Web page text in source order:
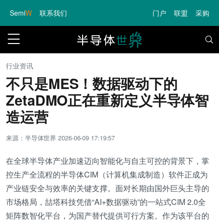
SemiW 联系我们 门户 联盟 采购
行业资讯
不只是MES！数据驱动下的
ZetaDMO正在重新定义半导体智
造运营
来源：半导体世界2026-06-09 17:19:57
在全球半导体产业加速迈向智能化与自主可控的背景下，掌
控生产全流程的半导体CIM（计算机集成制造）软件正成为
产业链安全与效率的关键支撑。面对长期由国外巨头主导的
市场格局，喆塔科技凭借“AI+数据驱动”的一站式CIM 2.0全
矩阵数智化平台，为国产替代提供可行方案。作为该平台的